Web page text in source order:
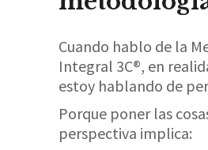
Cuando hablo de la
Integral 3C®, en
estoy hablando de
Porque poner las
perspectiva implica: